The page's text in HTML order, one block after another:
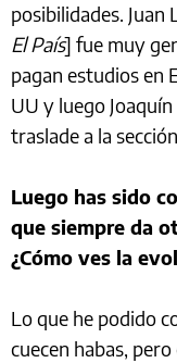
posibilidades.
El País] fue muy
pagan estudios en
UU y luego
traslade a la
Luego has sido
que siempre da
¿Cómo ves la
Lo que he podido
cuecen habas,